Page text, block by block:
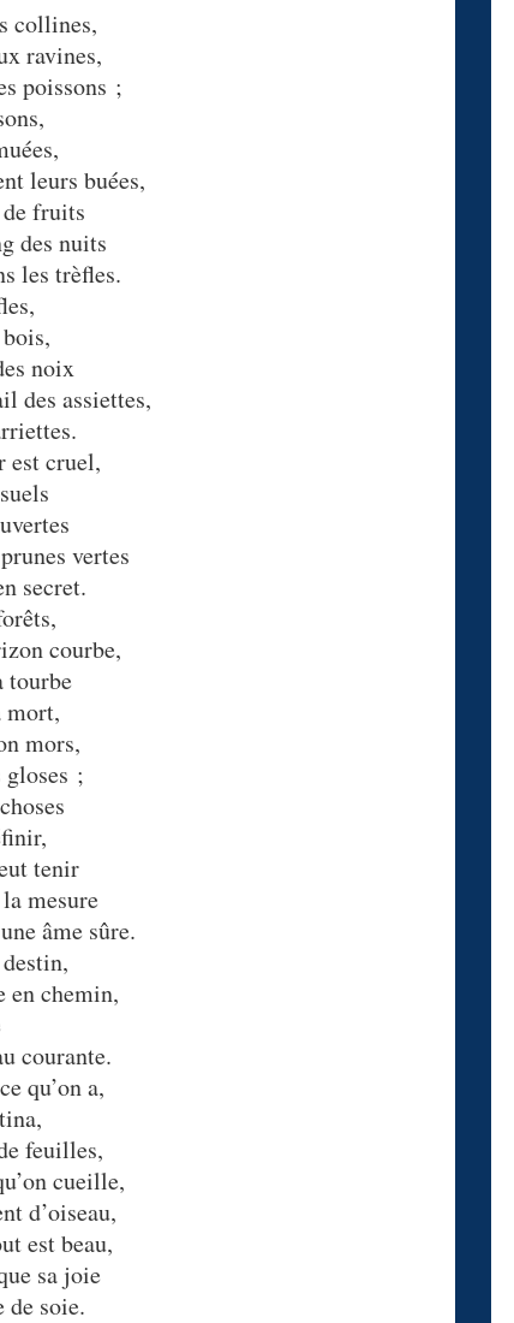
collines,
ravines,
poissons ;
leurs buées,
fruits
des nuits
les trèfles.
noix
des assiettes,
est cruel,
vertes
secret.
courbe,
tourbe
mort,
mors,
;
tenir
mesure
âme sûre.
en chemin,
courante.
qu’on a,
feuilles,
cueille,
d’oiseau,
est beau,
sa joie
de soie.